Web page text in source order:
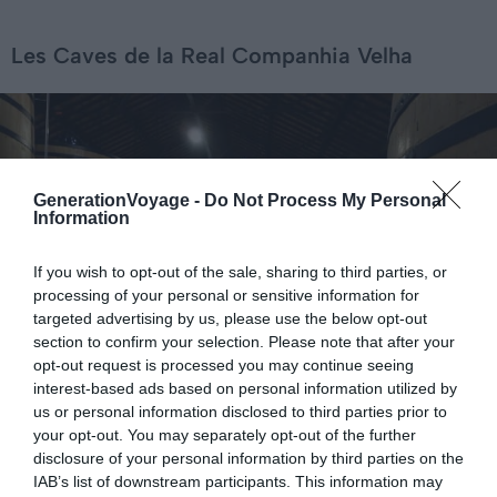
GenerationVoyage - Do Not Process My Personal
Information
If you wish to opt-out of the sale, sharing to third parties, or
processing of your personal or sensitive information for
targeted advertising by us, please use the below opt-out
section to confirm your selection. Please note that after your
opt-out request is processed you may continue seeing
interest-based ads based on personal information utilized by
us or personal information disclosed to third parties prior to
your opt-out. You may separately opt-out of the further
disclosure of your personal information by third parties on the
IAB’s list of downstream participants. This information may
Les Caves de la Real Companhia Velha
Crédit photo : Flickr – FlyingCrimsonPig